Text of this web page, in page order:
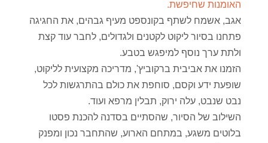
האומנות שחיפשת.
אגב, אשמח לשתף בקונספט מעיף גבהים, את החגיגה
פתחנו בסיור ליקוט לקטנים ולגדולים, לחבר עוד קצת
ולתת ערך נוסף למיפגש בטבע.
הזמנו את אביבית ברקוביץ', מדריכה מקצועית לליקוט,
שופעת ידע וקסם, סוחפת את כולם בהתרגשות לכל
נבט שנבט, עלה ירוק, תבלין מרפא ועוד.
השילוב של הסיור, שהסתיים בסדנה להכנת פסטו
בלוטים משגע, במתחם הארוע, שהתחבר נכון ומפנק